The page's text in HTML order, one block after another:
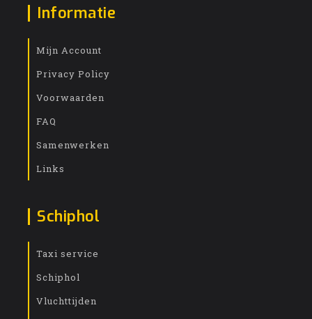
Informatie
Mijn Account
Privacy Policy
Voorwaarden
FAQ
Samenwerken
Links
Schiphol
Taxi service
Schiphol
Vluchttijden